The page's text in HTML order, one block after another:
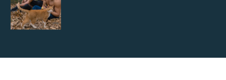
【TV】TBS番組「ひるおび」にてマッスルプ